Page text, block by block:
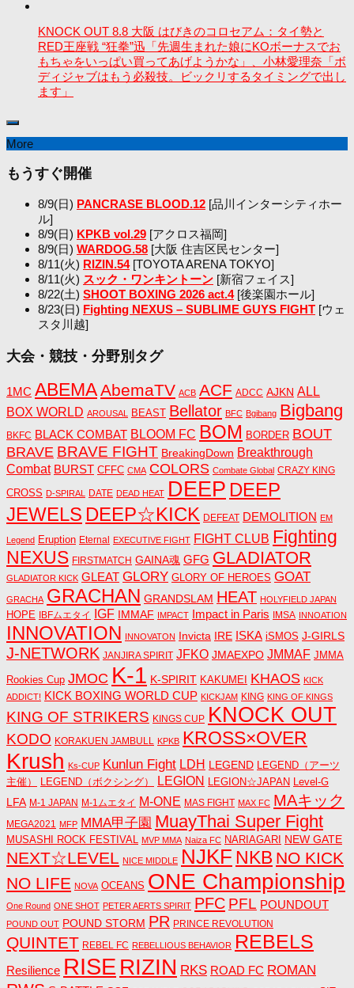
KNOCK OUT 8.8 大阪 はびきのコロセアム：タイ勢と
RED王座戦 “狂拳”迅「先週生まれた娘にKOボーナスでお
もちゃをいっぱい買ってあげようかな」、小林愛理奈「ボ
ディジャブはもう必殺技。ビックリするタイミングで出し
ます」
More
もうすぐ開催
8/9(日) PANCRASE BLOOD.12 [品川インターシティホー
ル]
8/9(日) KPKB vol.29 [アクロス福岡]
8/9(日) WARDOG.58 [大阪 住吉区民センター]
8/11(火) RIZIN.54[TOYOTA ARENA TOKYO]
8/11(火) スック・ワンキントーン [新宿フェイス]
8/22(土) SHOOT BOXING 2026 act.4[後楽園ホール]
8/23(日) Fighting NEXUS – SUBLIME GUYS FIGHT [ウェ
スタ川越]
大会・競技・分野別タグ
1MC ABEMAAbemaTV ACB ACF ADCC AJKN ALL
BOX WORLD AROUSAL BEAST Bellator BFC Bgibang Bigbang
BKFC BLACK COMBAT BLOOM FC BOM BORDER BOUT
BRAVE BRAVE FIGHT BreakingDown Breakthrough
Combat BURST CFFC CMA COLORS Combate Global CRAZY KING
CROSS D-SPIRAL DATE DEAD HEAT DEEP DEEP
JEWELS DEEP☆KICK DEFEAT DEMOLITION EM
Legend Eruption Eternal EXECUTIVE FIGHT FIGHT CLUB Fighting
NEXUS FIRSTMATCH GAINA魂 GFG GLADIATOR
GLADIATOR KICK GLEAT GLORY GLORY OF HEROES GOAT
GRACHA GRACHAN GRANDSLAM HEAT HOLYFIELD JAPAN
HOPE IBFムエタイ IGF IMMAF IMPACT Impact in Paris IMSA INNOATION
INNOVATION INNOVATON Invicta IRE ISKA iSMOS J-GIRLS
J-NETWORK JANJIRA SPIRIT JFKO JMAEXPO JMMAF JMMA
Rookies Cup JMOC K-1 K-SPIRIT KAKUMEI KHAOS KICK
ADDICT! KICK BOXING WORLD CUP KICKJAM KING KING OF KINGS
KING OF STRIKERS KINGS CUP KNOCK OUT
KODO KORAKUEN JAMBULL KPKB KROSS×OVER
Krush Ks-CUP Kunlun Fight LDH LEGEND LEGEND（アーツ
主催）
LEGEND（ボクシング） LEGION LEGION☆JAPAN Level-G
LFA M-1 JAPAN M-1ムエタイ M-ONE MAS FIGHT MAX FC MAキック
MEGA2021 MFP MMA甲子園 MuayThai Super Fight
MUSASHI ROCK FESTIVAL MVP MMA Naiza FC NARIAGARI NEW GATE
NEXT☆LEVEL NICE MIDDLE NJKF NKB NO KICK
NO LIFE NOVA OCEANS ONE Championship
One Round ONE SHOT PETER AERTS SPIRIT PFC PFL POUNDOUT
POUND OUT POUND STORM PR PRINCE REVOLUTION
QUINTET REBEL FC REBELLIOUS BEHAVIOR REBELS
Resilience RISE RIZIN RKS ROAD FC ROMAN